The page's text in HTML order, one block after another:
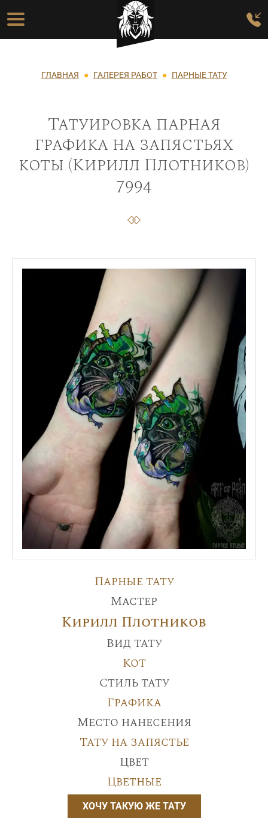
Перейти к основному содержанию
Основная навигация
Строка навигации
ГЛАВНАЯ ГАЛЕРЕЯ РАБОТ ПАРНЫЕ ТАТУ
Татуировка парная
графика на запястьях
коты (Кирилл Плотников)
7994
Парные тату
Мастер
Кирилл Плотников
Вид тату
Кот
Стиль тату
Графика
Место нанесения
Тату на запястье
Цвет
Цветные
ХОЧУ ТАКУЮ ЖЕ ТАТУ